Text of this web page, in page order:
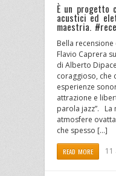
È un progetto
acustici ed
maestria.
Bella
Flavio Caprera
di Alberto
coraggioso, che
esperienze
attrazione e
parola jazz”. La
atmosfere
che spesso […]
READ MORE 11